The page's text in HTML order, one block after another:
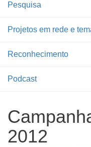
Pesquisa
Projetos em rede e
Reconhecimento
Podcast
2012